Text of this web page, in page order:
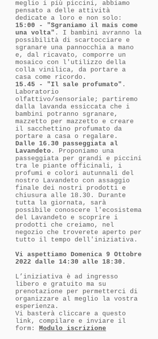
meglio i più piccini, abbiamo
pensato a delle attività
dedicate a loro e non solo:
15:00 - "Sgraniamo il mais come
una volta"​ . I bambini avranno la
possibilità di scartocciare e
sgranare una pannocchia a mano
e, dal ricavato, comporre un
mosaico con l'utilizzo della
colla vinilica, da portare a
casa come ricordo.
15.45 - "Il sale profumato" .
Laboratorio
olfattivo/sensoriale; partiremo
dalla lavanda essiccata che i
bambini potranno sgranare,
mazzetto per mazzetto e creare
il sacchettino profumato da
portare a casa o regalare.
Dalle 16.30 passeggiata al
Lavandeto . Proponiamo una
passeggiata per grandi e piccini
tra le piante officinali, i
profumi e colori autunnali del
nostro Lavandeto con assaggio
finale dei nostri prodotti e
chiusura alle 18.30. Durante
tutta la giornata, sarà
possibile conoscere l'ecosistema
del Lavandeto e scoprire i
prodotti che creiamo, nel
negozio che troverete aperto per
tutto il tempo dell'iniziativa.
Vi aspettiamo Domenica 9 Ottobre
2022 dalle 14:30 alle 18:30.
L’iniziativa è ad ingresso
libero e gratuito ma su
prenotazione per permetterci di
organizzare al meglio la vostra
esperienza.
Vi basterà cliccare a questo
link, compilare e inviare il
form: Modulo iscrizione